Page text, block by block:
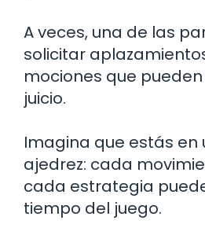
A veces, una de las
solicitar
mociones que
juicio.
Imagina que estás
ajedrez: cada
cada estrategia
tiempo del juego.